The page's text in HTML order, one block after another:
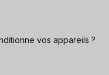
vos appareils ?